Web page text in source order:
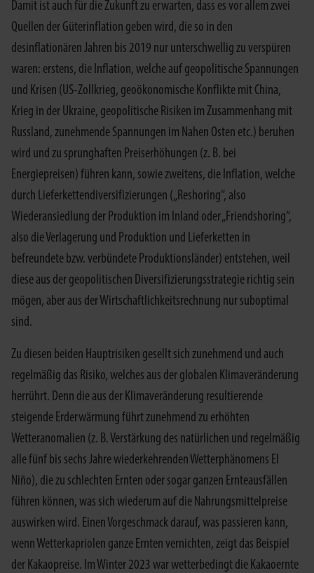
Damit ist auch für die Zukunft zu erwarten, dass es vor allem zwei
Quellen der Güterinflation geben wird, die so in den
desinflationären Jahren bis 2019 nur unterschwellig zu verspüren
waren: erstens, die Inflation, welche auf geopolitische Spannungen
und Krisen (US-Zollkrieg, geoökonomische Konflikte mit China,
Krieg in der Ukraine, geopolitische Risiken im Zusammenhang mit
Russland, zunehmende Spannungen im Nahen Osten etc.) beruhen
wird und zu sprunghaften Preiserhöhungen (z. B. bei
Energiepreisen) führen kann, sowie zweitens, die Inflation, welche
durch Lieferkettendiversifizierungen („Reshoring“, also
Wiederansiedlung der Produktion im Inland oder „Friendshoring“,
also die Verlagerung und Produktion und Lieferketten in
befreundete bzw. verbündete Produktionsländer) entstehen, weil
diese aus der geopolitischen Diversifizierungsstrategie richtig sein
mögen, aber aus der Wirtschaftlichkeitsrechnung nur suboptimal
sind.
Zu diesen beiden Hauptrisiken gesellt sich zunehmend und auch
regelmäßig das Risiko, welches aus der globalen Klimaveränderung
herrührt. Denn die aus der Klimaveränderung resultierende
steigende Erderwärmung führt zunehmend zu erhöhten
Wetteranomalien (z. B. Verstärkung des natürlichen und regelmäßig
alle fünf bis sechs Jahre wiederkehrenden Wetterphänomens El
Niño), die zu schlechten Ernten oder sogar ganzen Ernteausfällen
führen können, was sich wiederum auf die Nahrungsmittelpreise
auswirken wird. Einen Vorgeschmack darauf, was passieren kann,
wenn Wetterkapriolen ganze Ernten vernichten, zeigt das Beispiel
der Kakaopreise. Im Winter 2023 war wetterbedingt die Kakaoernte